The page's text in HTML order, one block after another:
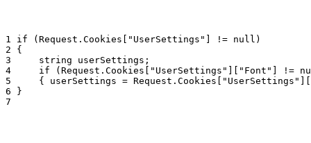
1 if (Request.Cookies["UserSettings"] != null)
2 {
3     string userSettings;
4     if (Request.Cookies["UserSettings"]["Font"] !=
5     { userSettings =
6 }
7